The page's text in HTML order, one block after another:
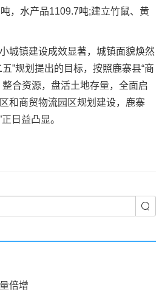
，水产品1109.7吨;建立竹鼠、黄
镇建设成效显著，城镇面貌焕然
”规划提出的目标，按照鹿寨县“商
合资源，盘活土地存量，全面启
和商贸物流园区规划建设，鹿寨
日益凸显。
倍增